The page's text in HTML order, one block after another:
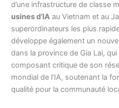
d’une infrastructure de classe
usines d’IA au Vietnam et au
superordinateurs les plus
développe également un
dans la province de Gia Lai,
composant critique de son
mondial de l’IA, soutenant la
qualité pour la communauté